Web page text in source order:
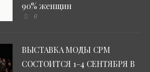
90% женщин
0
ВЫСТАВКА МОДЫ CPM
СОСТОИТСЯ 1–4 СЕНТЯБРЯ В